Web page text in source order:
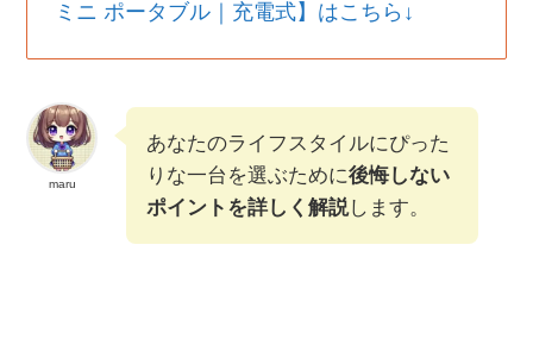
ミニ ポータブル｜充電式】はこちら↓
maru
あなたのライフスタイルにぴった
りな一台を選ぶために後悔しない
ポイントを詳しく解説します。